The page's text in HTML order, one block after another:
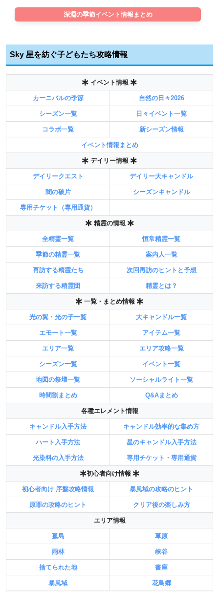
深淵の季節イベント情報まとめ
Sky 星を紡ぐ子どもたち攻略情報
イベント情報
カーニバルの季節 自然の日々2026
シーズン一覧 日々イベント一覧
コラボ一覧 新シーズン情報
イベント情報まとめ
デイリー情報
デイリークエスト デイリー大キャンドル
闇の破片 シーズンキャンドル
専用チケット（専用通貨）
精霊の情報
全精霊一覧 恒常精霊一覧
季節の精霊一覧 案内人一覧
再訪する精霊たち 次回再訪のヒントと予想
来訪する精霊団 精霊とは？
一覧・まとめ情報
光の翼・光の子一覧 大キャンドル一覧
エモート一覧 アイテム一覧
エリア一覧 エリア攻略一覧
シーズン一覧 イベント一覧
地図の祭壇一覧 ソーシャルライト一覧
時間割まとめ Q&Aまとめ
各種エレメント情報
キャンドル入手方法 キャンドル効率的な集め方
ハート入手方法 星のキャンドル入手方法
光染料の入手方法 専用チケット・専用通貨
初心者向け情報
初心者向け 序盤攻略情報 暴風域の攻略のヒント
原罪の攻略のヒント クリア後の楽しみ方
エリア情報
孤島 草原
雨林 峡谷
捨てられた地 書庫
暴風域 花鳥郷